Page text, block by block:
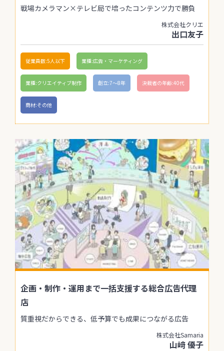
戦場カメラマン×テレビ局で培ったコンテンツ力で勝負
株式会社クリエ
出口友子
従業員数:5人以下 業種:広告・マーケティング
業種:クリエイティブ制作 創立:7〜8年 決裁者の年齢:40代
商材:その他
企画・制作・運用まで一括支援する総合広告代理
店
質重視だからできる、低予算でも成果につながる広告
株式会社Samaria
山﨑 優子